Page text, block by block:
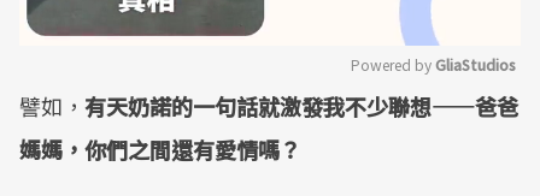
Mute
Powered by GliaStudios
譬如， 有天奶諾的一句話就激發我不少聯想——爸爸
媽媽，你們之間還有愛情嗎？